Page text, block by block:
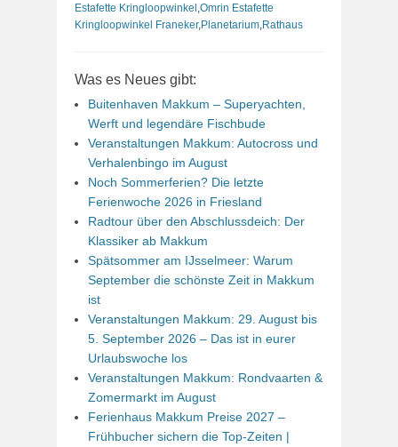
Estafette Kringloopwinkel Omrin Estafette
Kringloopwinkel Franeker, Planetarium Rathaus
Was es Neues gibt:
Buitenhaven Makkum – Superyachten,
Werft und legendäre Fischbude
Veranstaltungen Makkum: Autocross und
Verhalenbingo im August
Noch Sommerferien? Die letzte
Ferienwoche 2026 in Friesland
Radtour über den Abschlussdeich: Der
Klassiker ab Makkum
Spätsommer am IJsselmeer: Warum
September die schönste Zeit in Makkum
ist
Veranstaltungen Makkum: 29. August bis
5. September 2026 – Das ist in eurer
Urlaubswoche los
Veranstaltungen Makkum: Rondvaarten &
Zomermarkt im August
Ferienhaus Makkum Preise 2027 –
Frühbucher sichern die Top-Zeiten |